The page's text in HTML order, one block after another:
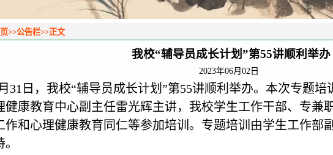
>>公告栏>>正文
我校“辅导员成长计划”第55讲顺利举办
2023年06月02日
31日，我校“辅导员成长计划”第55讲顺利举办。本次专题
健康教育中心副主任雷光辉主讲，我校学生工作干部、专兼
作和心理健康教育同仁等参加培训。专题培训由学生工作部